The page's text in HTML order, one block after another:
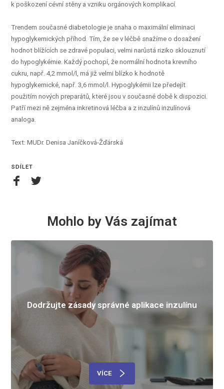
k poškození cévní stěny a vzniku orgánových komplikací.
Trendem současné diabetologie je snaha o maximální eliminaci
hypoglykemických příhod. Tím, že se v léčbě snažíme o dosažení
hodnot blížících se zdravé populaci, velmi narůstá riziko sklouznutí
do hypoglykémie. Každý pochopí, že normální hodnota krevního
cukru, např. 4,2 mmol/l, má již velmi blízko k hodnotě
hypoglykemické, např. 3,6 mmol/l. Hypoglykémii lze předejít
použitím nových preparátů, které jsou v současné době k dispozici.
Patří mezi ně zejména inkretinová léčba a z inzulínů inzulínová
analoga.
Text: MUDr. Denisa Janíčková-Žďárská
SDÍLET
Mohlo by Vás zajímat
Dodržujte zásady správné aplikace inzulínu
VÍCE